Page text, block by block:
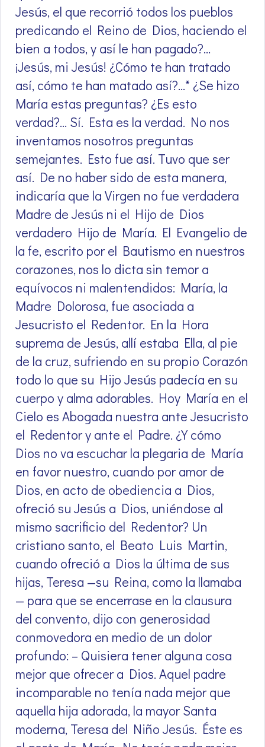
Jesús, el que recorrió todos los pueblos
predicando el Reino de Dios, haciendo el
bien a todos, y así le han pagado?…
¡Jesús, mi Jesús! ¿Cómo te han tratado
así, cómo te han matado así?…* ¿Se hizo
María estas preguntas? ¿Es esto
verdad?… Sí. Esta es la verdad. No nos
inventamos nosotros preguntas
semejantes. Esto fue así. Tuvo que ser
así. De no haber sido de esta manera,
indicaría que la Virgen no fue verdadera
Madre de Jesús ni el Hijo de Dios
verdadero Hijo de María. El Evangelio de
la fe, escrito por el Bautismo en nuestros
corazones, nos lo dicta sin temor a
equívocos ni malentendidos: María, la
Madre Dolorosa, fue asociada a
Jesucristo el Redentor. En la Hora
suprema de Jesús, allí estaba Ella, al pie
de la cruz, sufriendo en su propio Corazón
todo lo que su Hijo Jesús padecía en su
cuerpo y alma adorables. Hoy María en el
Cielo es Abogada nuestra ante Jesucristo
el Redentor y ante el Padre. ¿Y cómo
Dios no va escuchar la plegaria de María
en favor nuestro, cuando por amor de
Dios, en acto de obediencia a Dios,
ofreció su Jesús a Dios, uniéndose al
mismo sacrificio del Redentor? Un
cristiano santo, el Beato Luis Martin,
cuando ofreció a Dios la última de sus
hijas, Teresa —su Reina, como la llamaba
— para que se encerrase en la clausura
del convento, dijo con generosidad
conmovedora en medio de un dolor
profundo: – Quisiera tener alguna cosa
mejor que ofrecer a Dios. Aquel padre
incomparable no tenía nada mejor que
aquella hija adorada, la mayor Santa
moderna, Teresa del Niño Jesús. Éste es